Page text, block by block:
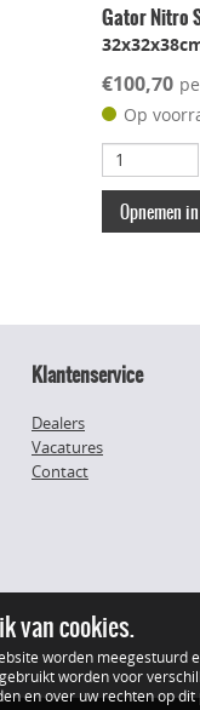
Gator Nitro
€100,70
Op
Opnemen
Klantenservice
Dealers
Vacatures
Contact
van cookies.
worden
worden voor
en over uw rechten op